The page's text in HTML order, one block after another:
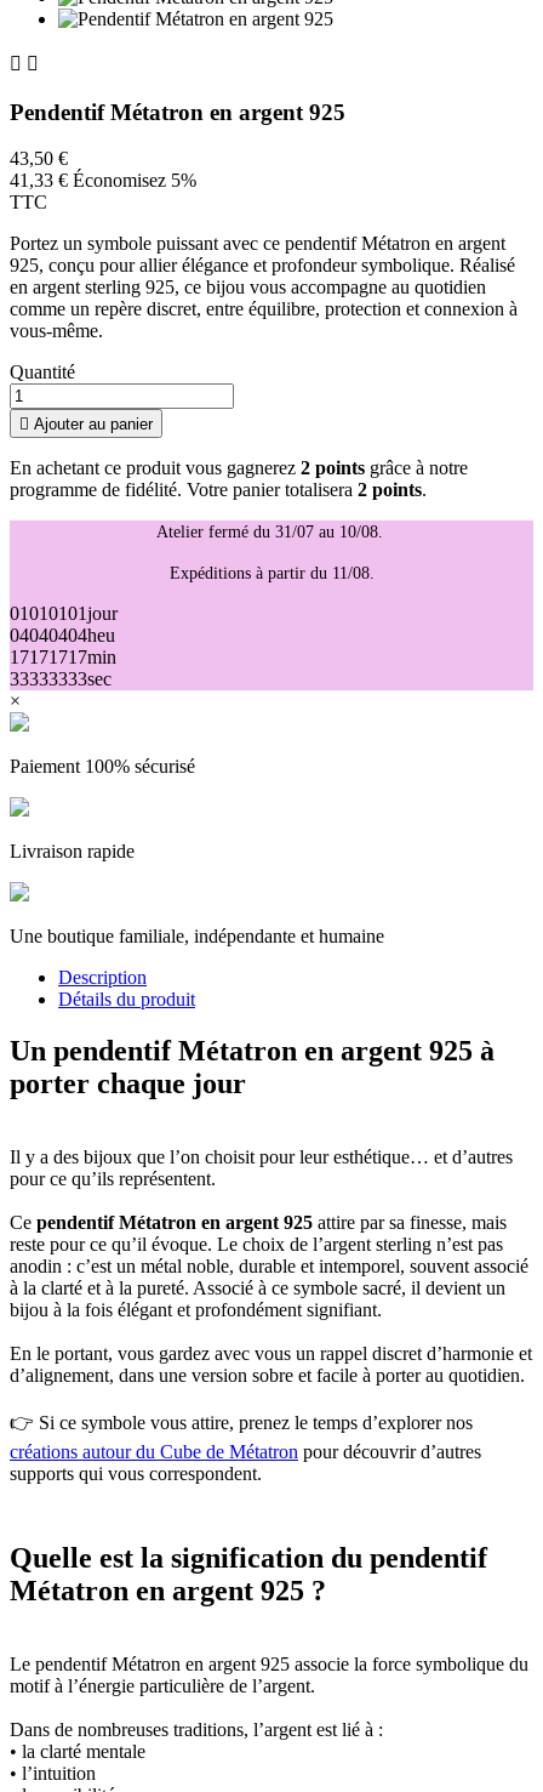
 
Pendentif Métatron en argent 925
43,50 €
41,33 € Économisez 5%
TTC
Portez un symbole puissant avec ce pendentif Métatron en argent
925, conçu pour allier élégance et profondeur symbolique. Réalisé
en argent sterling 925, ce bijou vous accompagne au quotidien
comme un repère discret, entre équilibre, protection et connexion à
vous-même.
Quantité
 Ajouter au panier
En achetant ce produit vous gagnerez 2 points grâce à notre
programme de fidélité. Votre panier totalisera 2 points.
Atelier fermé du 31/07 au 10/08.
Expéditions à partir du 11/08.
01010101jour
04040404heu
17171717min
33333333sec
×
Paiement 100% sécurisé
Livraison rapide
Une boutique familiale, indépendante et humaine
Description
Détails du produit
Un pendentif Métatron en argent 925 à
porter chaque jour
Il y a des bijoux que l’on choisit pour leur esthétique… et d’autres
pour ce qu’ils représentent.
Ce pendentif Métatron en argent 925 attire par sa finesse, mais
reste pour ce qu’il évoque. Le choix de l’argent sterling n’est pas
anodin : c’est un métal noble, durable et intemporel, souvent associé
à la clarté et à la pureté. Associé à ce symbole sacré, il devient un
bijou à la fois élégant et profondément signifiant.
En le portant, vous gardez avec vous un rappel discret d’harmonie et
d’alignement, dans une version sobre et facile à porter au quotidien.
👉 Si ce symbole vous attire, prenez le temps d’explorer nos
créations autour du Cube de Métatron pour découvrir d’autres
supports qui vous correspondent.
Quelle est la signification du pendentif
Métatron en argent 925 ?
Le pendentif Métatron en argent 925 associe la force symbolique du
motif à l’énergie particulière de l’argent.
Dans de nombreuses traditions, l’argent est lié à :
• la clarté mentale
• l’intuition